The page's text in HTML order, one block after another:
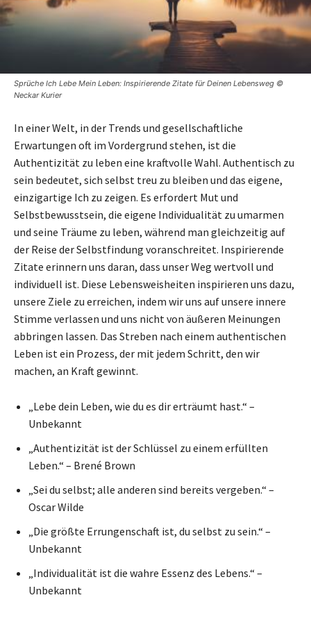
Sprüche Ich Lebe Mein Leben: Inspirierende Zitate für Deinen Lebensweg ©
Neckar Kurier
In einer Welt, in der Trends und gesellschaftliche
Erwartungen oft im Vordergrund stehen, ist die
Authentizität zu leben eine kraftvolle Wahl. Authentisch zu
sein bedeutet, sich selbst treu zu bleiben und das eigene,
einzigartige Ich zu zeigen. Es erfordert Mut und
Selbstbewusstsein, die eigene Individualität zu umarmen
und seine Träume zu leben, während man gleichzeitig auf
der Reise der Selbstfindung voranschreitet. Inspirierende
Zitate erinnern uns daran, dass unser Weg wertvoll und
individuell ist. Diese Lebensweisheiten inspirieren uns dazu,
unsere Ziele zu erreichen, indem wir uns auf unsere innere
Stimme verlassen und uns nicht von äußeren Meinungen
abbringen lassen. Das Streben nach einem authentischen
Leben ist ein Prozess, der mit jedem Schritt, den wir
machen, an Kraft gewinnt.
„Lebe dein Leben, wie du es dir erträumt hast.“ –
Unbekannt
„Authentizität ist der Schlüssel zu einem erfüllten
Leben.“ – Brené Brown
„Sei du selbst; alle anderen sind bereits vergeben.“ –
Oscar Wilde
„Die größte Errungenschaft ist, du selbst zu sein.“ –
Unbekannt
„Individualität ist die wahre Essenz des Lebens.“ –
Unbekannt